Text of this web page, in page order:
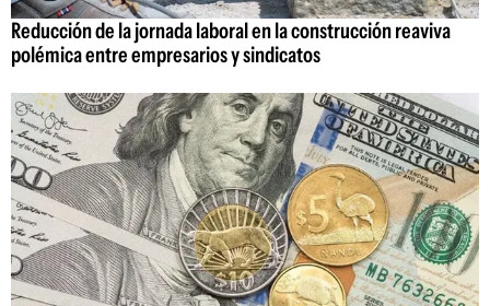
Reducción de la jornada laboral en la construcción reaviva
polémica entre empresarios y sindicatos